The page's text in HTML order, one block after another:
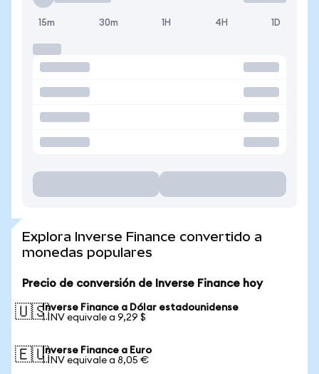
15m 30m 1H 4H 1D
Explora Inverse Finance convertido a
monedas populares
Precio de conversión de Inverse Finance hoy
🇺🇸Inverse Finance a Dólar estadounidense
1 INV equivale a 9,29 $
🇪🇺Inverse Finance a Euro
1 INV equivale a 8,05 €